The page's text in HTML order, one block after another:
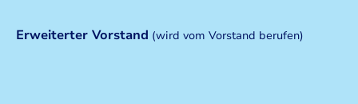
Erweiterter Vorstand (wird vom Vorstand berufen)